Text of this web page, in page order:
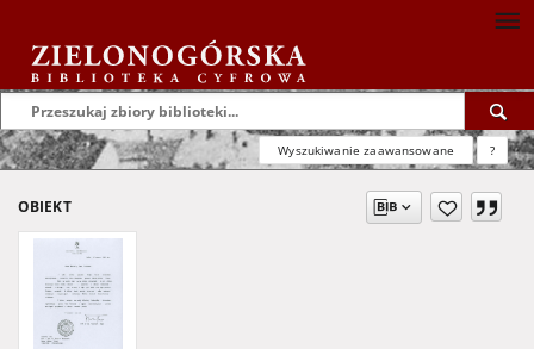
Wyszukiwanie zaawansowane ?
OBIEKT